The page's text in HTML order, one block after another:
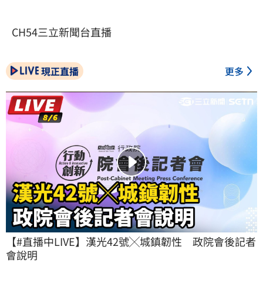
CH54三立新聞台直播
現正直播 更多
【#直播中LIVE】漢光42號╳城鎮韌性　政院會後記者
會說明